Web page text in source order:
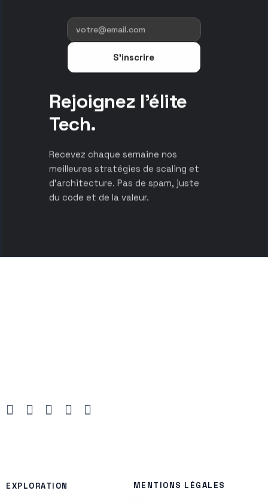
Rejoignez l'élite
Tech.
Recevez chaque semaine nos
meilleures stratégies de scaling et
d’architecture. Pas de spam, juste
du code et de la valeur.
S'inscrire
EXPLORATION MENTIONS LÉGALES